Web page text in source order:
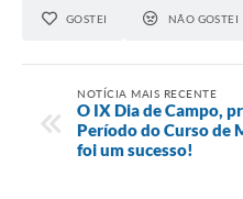
GOSTEI NÃO GOSTEI
NOTÍCIA MAIS RECENTE
O IX Dia de Campo,
Período do Curso de
foi um sucesso!